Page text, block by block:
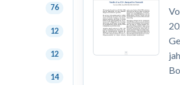
76
12
12
14